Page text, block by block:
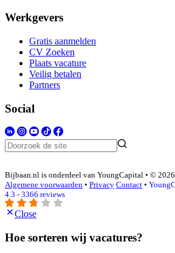
Werkgevers
Gratis aanmelden
CV Zoeken
Plaats vacature
Veilig betalen
Partners
Social
Bijbaan.nl is onderdeel van YoungCapital • ©
Algemene voorwaarden • Privacy Contact •
4.3 - 3366 reviews
Close
Hoe sorteren wij vacatures?